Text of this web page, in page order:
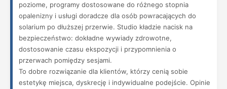
poziome, programy dostosowane do różnego stopnia
opalenizny i usługi doradcze dla osób powracających do
solarium po dłuższej przerwie. Studio kładzie nacisk na
bezpieczeństwo: dokładne wywiady zdrowotne,
dostosowanie czasu ekspozycji i przypomnienia o
przerwach pomiędzy sesjami.
To dobre rozwiązanie dla klientów, którzy cenią sobie
estetykę miejsca, dyskrecję i indywidualne podejście. Opinie